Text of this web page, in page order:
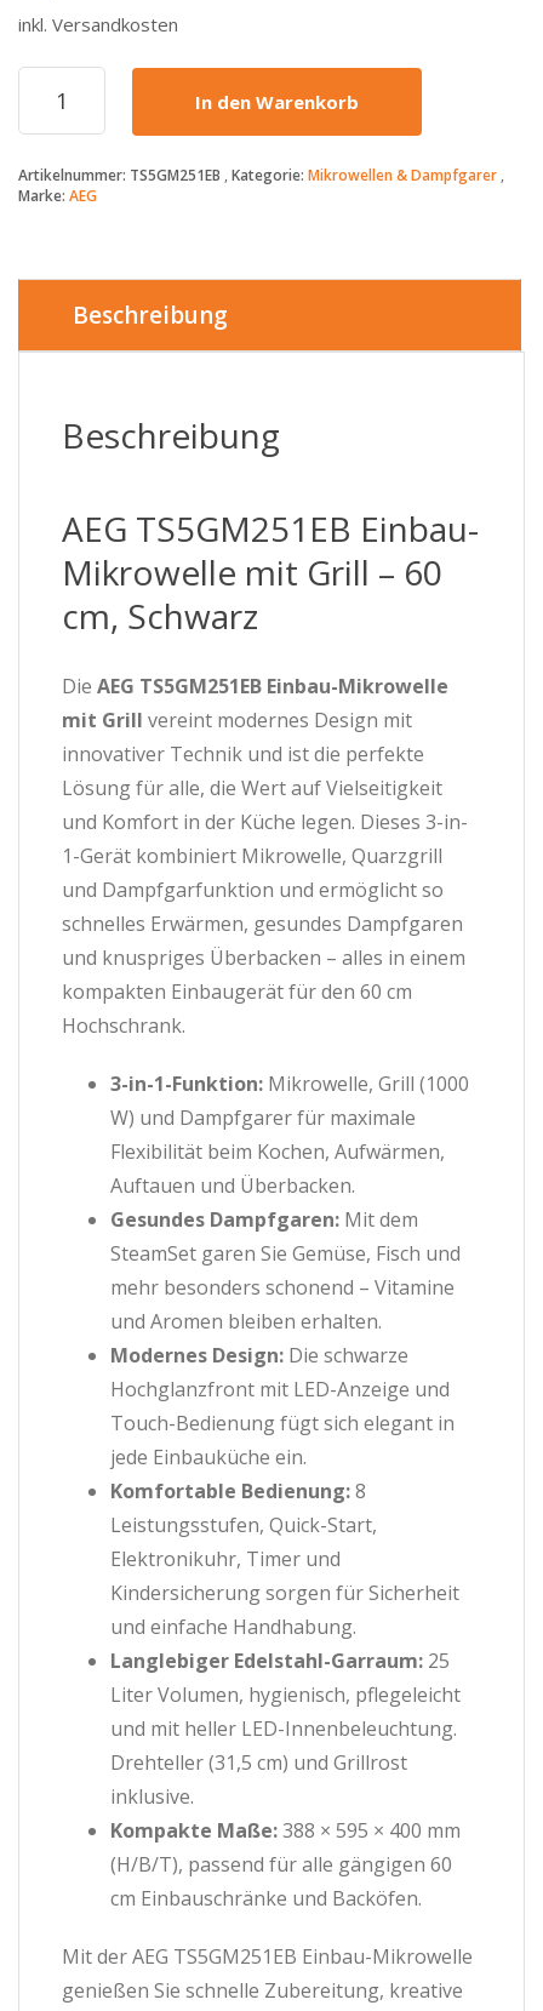
inkl. Versandkosten
AEG
399€
Einbau-
Mikrowelle
l,
Grillfunktion
Menge
In den Warenkorb
Artikelnummer: TS5GM251EB Kategorie: Mikrowellen & Dampfgarer
Marke: AEG
Beschreibung
Beschreibung
AEG TS5GM251EB Einbau-
Mikrowelle mit Grill – 60
cm, Schwarz
Die AEG TS5GM251EB Einbau-Mikrowelle
mit Grill vereint modernes Design mit
innovativer Technik und ist die perfekte
Lösung für alle, die Wert auf Vielseitigkeit
und Komfort in der Küche legen. Dieses 3-in-
1-Gerät kombiniert Mikrowelle, Quarzgrill
und Dampfgarfunktion und ermöglicht so
schnelles Erwärmen, gesundes Dampfgaren
und knuspriges Überbacken – alles in einem
kompakten Einbaugerät für den 60 cm
Hochschrank.
3-in-1-Funktion: Mikrowelle, Grill (1000
W) und Dampfgarer für maximale
Flexibilität beim Kochen, Aufwärmen,
Auftauen und Überbacken.
Gesundes Dampfgaren: Mit dem
SteamSet garen Sie Gemüse, Fisch und
mehr besonders schonend – Vitamine
und Aromen bleiben erhalten.
Modernes Design: Die schwarze
Hochglanzfront mit LED-Anzeige und
Touch-Bedienung fügt sich elegant in
jede Einbauküche ein.
Komfortable Bedienung:8
Leistungsstufen, Quick-Start,
Elektronikuhr, Timer und
Kindersicherung sorgen für Sicherheit
und einfache Handhabung.
Langlebiger Edelstahl-Garraum: 25
Liter Volumen, hygienisch, pflegeleicht
und mit heller LED-Innenbeleuchtung.
Drehteller (31,5 cm) und Grillrost
inklusive.
Kompakte Maße:388 × 595 × 400 mm
(H/B/T), passend für alle gängigen 60
cm Einbauschränke und Backöfen.
Mit der AEG TS5GM251EB Einbau-Mikrowelle
genießen Sie schnelle Zubereitung, kreative